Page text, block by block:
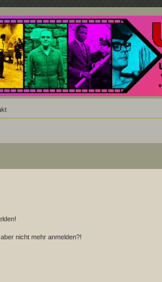
Filmforum und ein Paradies für Cineasten und
nicht mehr anmelden?!